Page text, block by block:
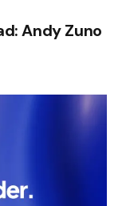
Andy Zuno